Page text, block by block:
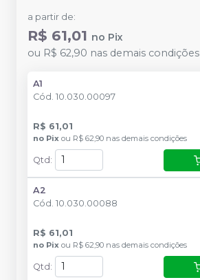
a partir de:
R$ 61,01 no Pix
ou R$ 62,90 nas demais condições
A1
Cód. 10.030.00097
R$ 61,01
no Pix ou R$ 62,90 nas demais condições
Qtd :
A2
Cód. 10.030.00088
R$ 61,01
no Pix ou R$ 62,90 nas demais condições
Qtd :